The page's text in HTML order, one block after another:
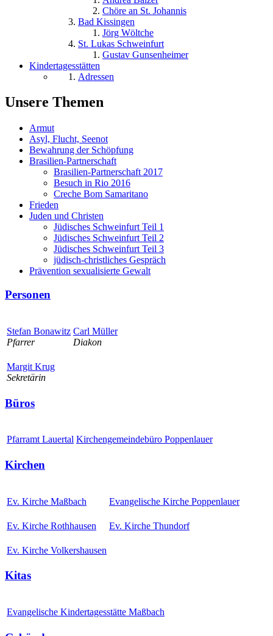
Chöre an St. Johannis
Bad Kissingen
Jörg Wöltche
St. Lukas Schweinfurt
Gustav Gunsenheimer
Kindertagesstätten
Adressen
Unsere Themen
Armut
Asyl, Flucht, Seenot
Bewahrung der Schöpfung
Brasilien-Partnerschaft
Brasilien-Partnerschaft 2017
Besuch in Rio 2016
Creche Bom Samaritano
Frieden
Juden und Christen
Jüdisches Schweinfurt Teil 1
Jüdisches Schweinfurt Teil 2
Jüdisches Schweinfurt Teil 3
jüdisch-christliches Gespräch
Prävention sexualisierte Gewalt
Personen
Stefan Bonawitz
Pfarrer
Carl Müller
Diakon
Margit Krug
Sekretärin
Büros
Pfarramt Lauertal Kirchengemeindebüro Poppenlauer
Kirchen
Ev. Kirche Maßbach Evangelische Kirche Poppenlauer
Ev. Kirche Rothhausen Ev. Kirche Thundorf
Ev. Kirche Volkershausen
Kitas
Evangelische Kindertagesstätte Maßbach